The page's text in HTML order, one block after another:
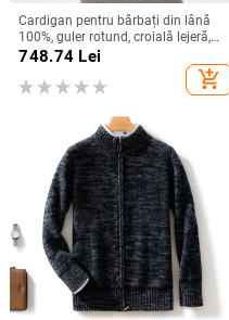
Cardigan pentru bărbați din lână
100%, guler rotund, croială lejeră,
mâneci lungi
748.74 Lei
add_shopping_cart